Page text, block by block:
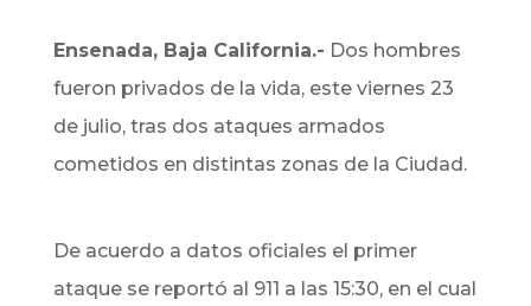
Ensenada, Baja California.- Dos hombres
fueron privados de la vida, este viernes 23
de julio, tras dos ataques armados
cometidos en distintas zonas de la Ciudad.
De acuerdo a datos oficiales el primer
ataque se reportó al 911 a las 15:30, en el cual